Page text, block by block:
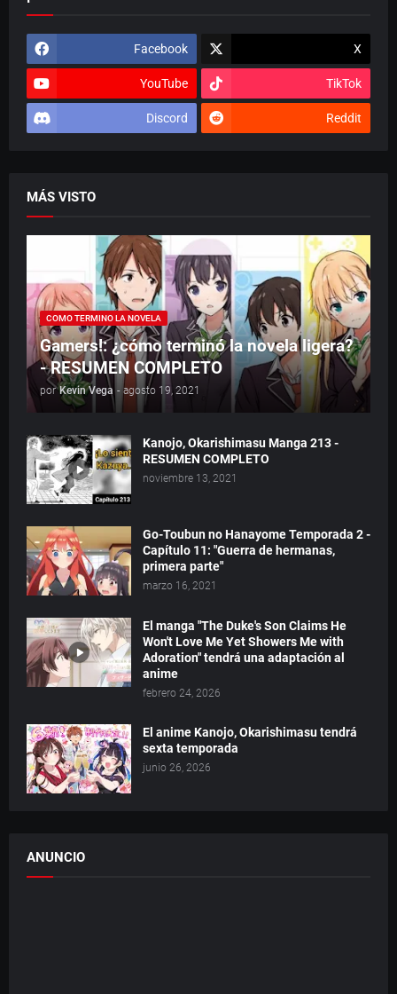
Facebook X
YouTube TikTok
Discord Reddit
MÁS VISTO
COMO TERMINO LA NOVELA
Gamers!: ¿cómo terminó la novela ligera?
- RESUMEN COMPLETO
por Kevin Vega - agosto 19, 2021
Kanojo, Okarishimasu Manga 213 -
RESUMEN COMPLETO
noviembre 13, 2021
Go-Toubun no Hanayome Temporada 2 -
Capítulo 11: "Guerra de hermanas,
primera parte"
marzo 16, 2021
El manga "The Duke's Son Claims He
Won't Love Me Yet Showers Me with
Adoration" tendrá una adaptación al
anime
febrero 24, 2026
El anime Kanojo, Okarishimasu tendrá
sexta temporada
junio 26, 2026
ANUNCIO